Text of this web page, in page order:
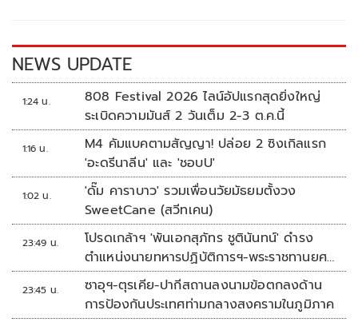
k k
NEWS UPDATE
1:24 น.
808 Festival 2026 ไลน์อัปแรกสุดยิ่งใหญ่
ระเบิดความมันส์ 2 วันเต็ม 2-3 ต.ค.นี้
1:16 น.
M4 คัมแบคตามสัญญา! ปล่อย 2 ซิงเกิลแรก
'อะดรีนาลีน' และ 'ชอบU'
1:02 น.
'ดั๊ม คาราบาว' รวมเพื่อนวัยมัธยมตั้งวง
SweetCane (สวีทเคน)
23:49 น.
โปรดเกล้าฯ 'พันเอกสุภัทร ชูตินันทน์' ดำรง
ตำแหน่งนายทหารปฏิบัติการฯ-พระราชทานยศ
'พลตรี'
23:45 น.
ซาอุฯ-ตุรเคีย-ปากีสถานลงนามข้อตกลงด้าน
การป้องกันประเทศท่ามกลางสงครามในภูมิภาค